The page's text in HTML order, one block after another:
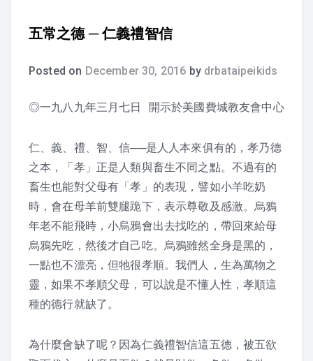
上課禮儀
2026 課程照片
2025 課程照片
2024 課程照片
2023 課程照片
2022 上課照片 – 6月後
2022 上課照片 – 6月前
五常之德 ─ 仁義禮智信
Posted on December 30, 2016 by drbataipeikids
◎一九八九年三月七日 開示於美國費城教友會中心
仁、義、禮、智、信──是人人本來俱有的，孝乃德
之本，「孝」正是人類與畜生不同之點。不過有的
畜生也能對父母有「孝」的表現，譬如小羊吃奶
時，會在母羊前雙腿跪下，表示尊敬及感激。烏鴉
年老不能飛時，小烏鴉會出去找吃的，帶回來給母
烏鴉先吃，然後才自己吃。烏鴉雖然全身是黑的，
一點也不漂亮，但牠很孝順。我們人，生為萬物之
靈，如果不孝順父母，可以說是不懂人性，孝順這
種的德行就缺了。
為什麼會缺了呢？因為仁義禮智信這五德，被五欲